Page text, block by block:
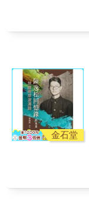
金石堂